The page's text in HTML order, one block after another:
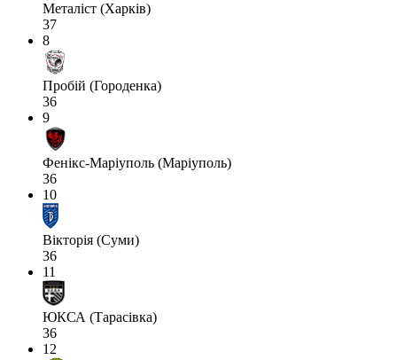
Металіст (Харків)
37
8
Пробій (Городенка)
36
9
Фенікс-Маріуполь (Маріуполь)
36
10
Вікторія (Суми)
36
11
ЮКСА (Тарасівка)
36
12